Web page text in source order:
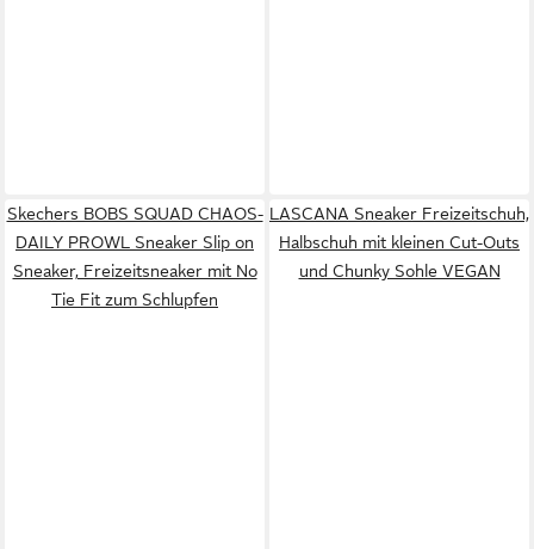
Skechers BOBS SQUAD CHAOS-
DAILY PROWL Sneaker Slip on
Sneaker, Freizeitsneaker mit No
Tie Fit zum Schlupfen
LASCANA Sneaker Freizeitschuh,
Halbschuh mit kleinen Cut-Outs
und Chunky Sohle VEGAN